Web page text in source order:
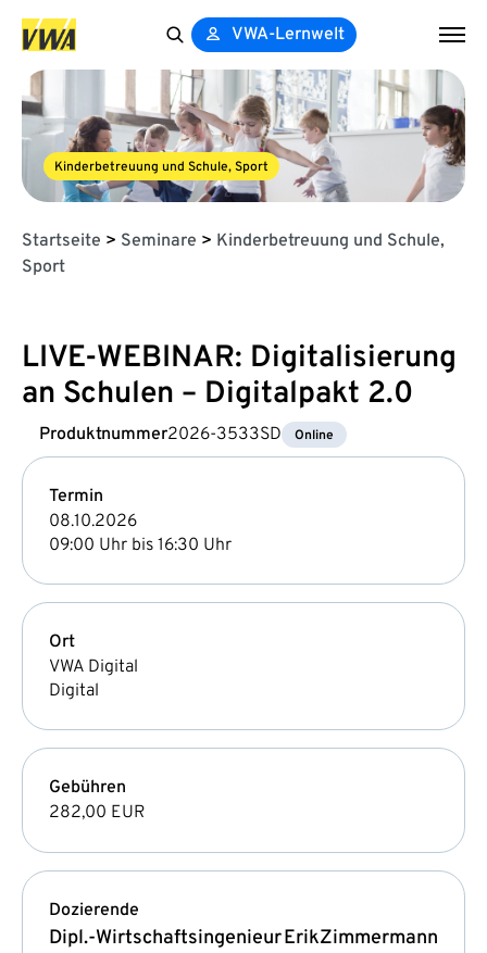
for:
VWA-Lernwelt
Kinderbetreuung und Schule, Sport
Startseite > Seminare > Kinderbetreuung und Schule,
Sport
LIVE-WEBINAR: Digitalisierung
an Schulen – Digitalpakt 2.0
Produktnummer2026-3533SD Online
Termin
08.10.2026
09:00 Uhr bis 16:30 Uhr
Ort
VWA Digital
Digital
Gebühren
282,00 EUR
Dozierende
Dipl.-WirtschaftsingenieurErikZimmermann